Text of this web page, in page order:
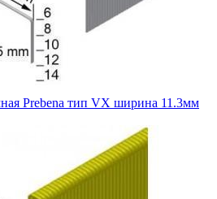
Prebena тип VX ширина 11.3мм